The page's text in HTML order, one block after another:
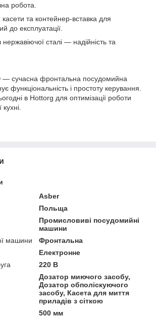
робота.
касети та контейнер-вставка для
до експлуатації.
сталі — надійність та
— сучасна фронтальна посудомийна
функціональність і простоту керування.
в Hottorg для оптимізації роботи
Asber
Польща
Промисловиві посудомийні
машини
машини
Фронтальна
Електронне
220 В
Дозатор миючого засобу,
Дозатор обполіскуючого
засобу, Касета для миття
приладів з сіткою
500 мм